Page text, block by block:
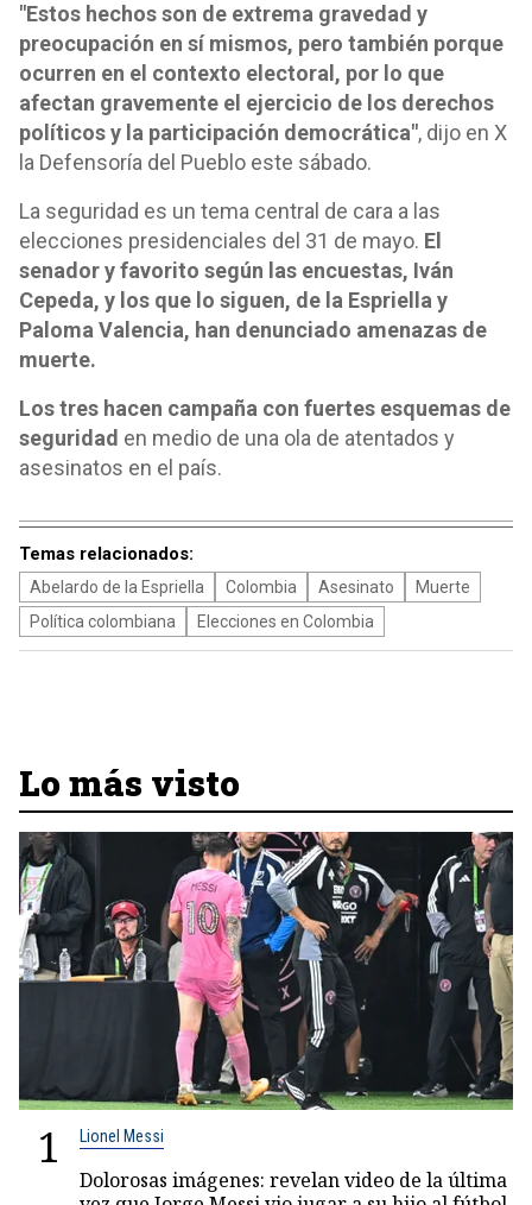
"Estos hechos son de extrema gravedad y
preocupación en sí mismos, pero también porque
ocurren en el contexto electoral, por lo que
afectan gravemente el ejercicio de los derechos
políticos y la participación democrática", dijo en X
la Defensoría del Pueblo este sábado.
La seguridad es un tema central de cara a las
elecciones presidenciales del 31 de mayo. El
senador y favorito según las encuestas, Iván
Cepeda, y los que lo siguen, de la Espriella y
Paloma Valencia, han denunciado amenazas de
muerte.
Los tres hacen campaña con fuertes esquemas de
seguridad en medio de una ola de atentados y
asesinatos en el país.
Temas relacionados:
Abelardo de la Espriella Colombia Asesinato
Muerte
Política colombiana
Elecciones en Colombia
Lo más visto
1 Lionel Messi
Dolorosas imágenes: revelan video de la última